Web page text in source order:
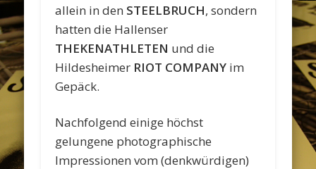
allein in den STEELBRUCH, sondern
hatten die Hallenser
THEKENATHLETEN und die
Hildesheimer RIOT COMPANY im
Gepäck.
Nachfolgend einige höchst
gelungene photographische
Impressionen vom (denkwürdigen)